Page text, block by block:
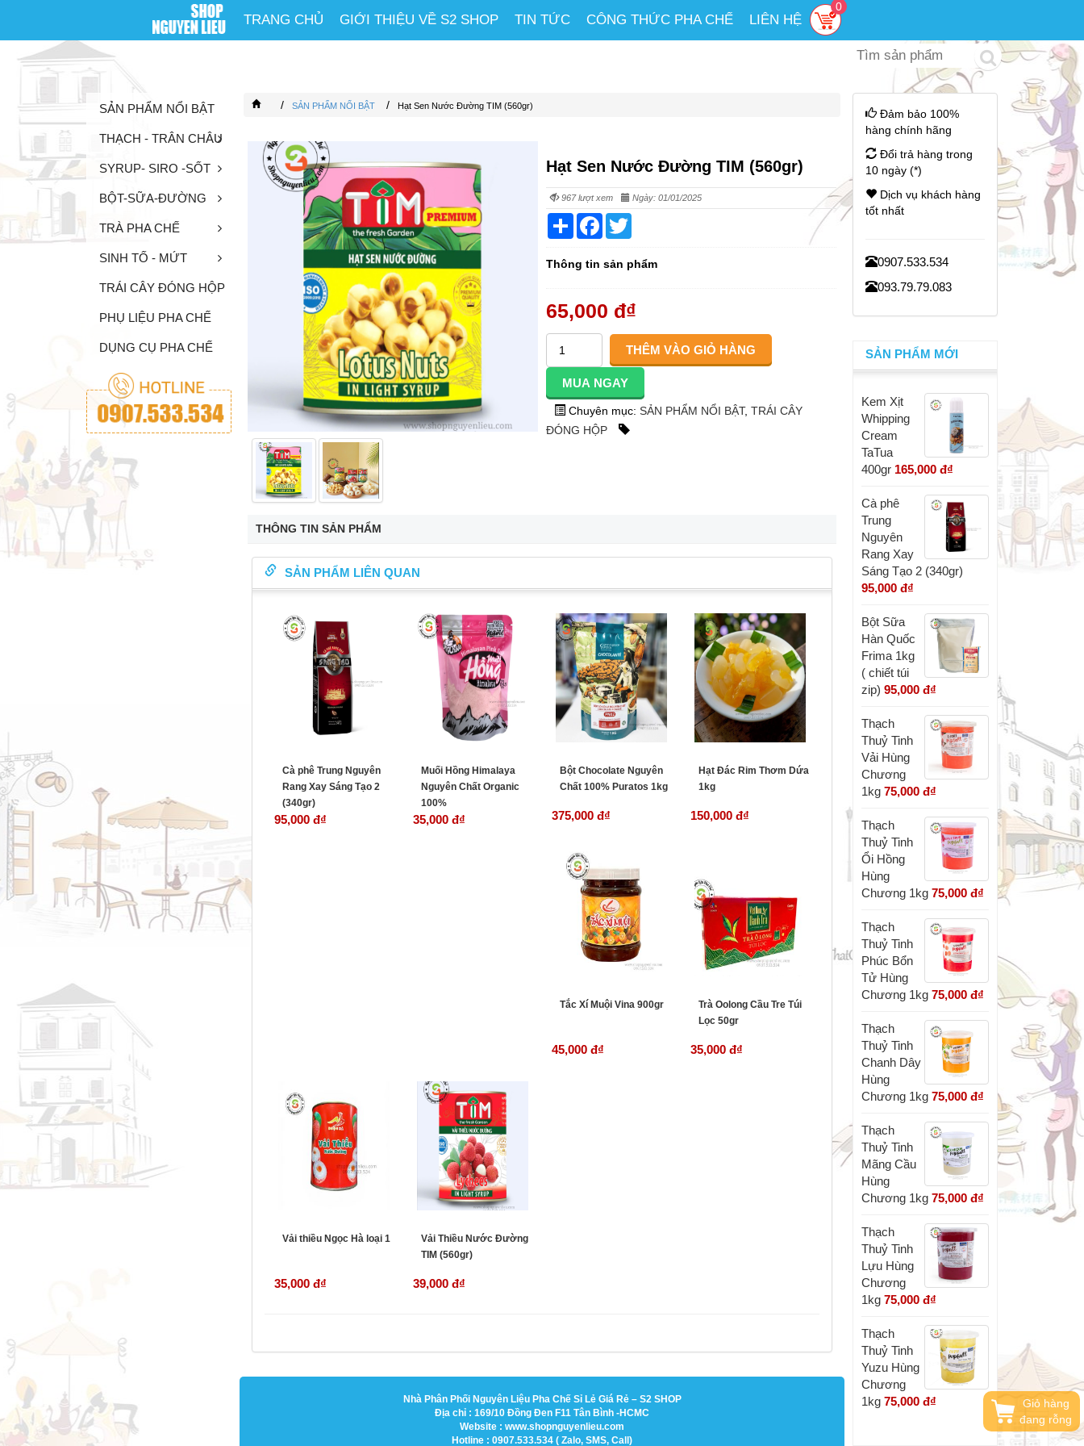
TRANG CHỦ GIỚI THIỆU VỀ S2 SHOP TIN TỨC CÔNG THỨC PHA CHẾ LIÊN HỆ
0
SẢN PHẨM NỔI BẬT
THẠCH - TRÂN CHÂU
SYRUP- SIRO -SỐT
BỘT-SỮA-ĐƯỜNG
TRÀ PHA CHẾ
SINH TỐ - MỨT
TRÁI CÂY ĐÓNG HỘP
PHỤ LIỆU PHA CHẾ
DỤNG CỤ PHA CHẾ
/ SẢN PHẨM NỔI BẬT / Hạt Sen Nước Đường TIM (560gr)
Hạt Sen Nước Đường TIM (560gr)
967 lượt xem Ngày: 01/01/2025
Share Facebook
Thông tin sản phẩm
65,000 đ₫
Chuyên mục: SẢN PHẨM NỔI BẬT, TRÁI CÂY
ĐÓNG HỘP
THÔNG TIN SẢN PHẨM
SẢN PHẨM LIÊN QUAN
Cà phê Trung Nguyên
Rang Xay Sáng Tạo 2
(340gr)
95,000 đ₫
Muối Hồng Himalaya
Nguyên Chất Organic
100%
35,000 đ₫
Bột Chocolate Nguyên
Chất 100% Puratos 1kg
375,000 đ₫
Hạt Đác Rim Thơm Dứa
1kg
150,000 đ₫
Tắc Xí Muội Vina 900gr
45,000 đ₫
Trà Oolong Cầu Tre Túi
Lọc 50gr
35,000 đ₫
Vải thiều Ngọc Hà loại 1
35,000 đ₫
Vải Thiều Nước Đường
TIM (560gr)
39,000 đ₫
Nhà Phân Phối Nguyên Liệu Pha Chế Sỉ Lẻ Giá Rẻ – S2 SHOP
Địa chỉ : 169/10 Đồng Đen F11 Tân Bình -HCMC
Website : www.shopnguyenlieu.com
Hotline : 0907.533.534 ( Zalo, SMS, Call)
Đảm bảo 100%
hàng chính hãng
Đổi trả hàng trong
10 ngày (*)
Dịch vụ khách hàng
tốt nhất
0907.533.534
093.79.79.083
SẢN PHẨM MỚI
Kem Xịt
Whipping
Cream
TaTua
400gr 165,000 đ₫
Cà phê
Trung
Nguyên
Rang Xay
Sáng Tạo 2 (340gr)
95,000 đ₫
Bột Sữa
Hàn Quốc
Frima 1kg
( chiết túi
zip) 95,000 đ₫
Thạch
Thuỷ Tinh
Vải Hùng
Chương
1kg 75,000 đ₫
Thạch
Thuỷ Tinh
Ổi Hồng
Hùng
Chương 1kg 75,000 đ₫
Thạch
Thuỷ Tinh
Phúc Bổn
Tử Hùng
Chương 1kg 75,000 đ₫
Thạch
Thuỷ Tinh
Chanh Dây
Hùng
Chương 1kg 75,000 đ₫
Thạch
Thuỷ Tinh
Mãng Cầu
Hùng
Chương 1kg 75,000 đ₫
Thạch
Thuỷ Tinh
Lựu Hùng
Chương
1kg 75,000 đ₫
Thạch
Thuỷ Tinh
Yuzu Hùng
Chương
1kg 75,000 đ₫
Giỏ hàng
đang rỗng